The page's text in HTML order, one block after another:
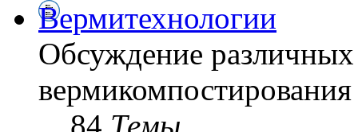
Вермитехнологии
Обсуждение различных
вермикомпостирования